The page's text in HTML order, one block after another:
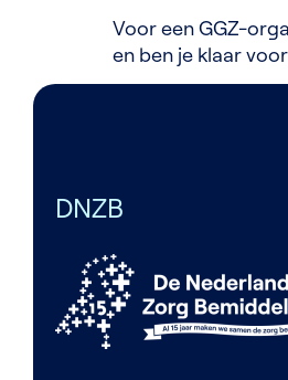
Voor een GGZ-
en ben je klaar
DNZB